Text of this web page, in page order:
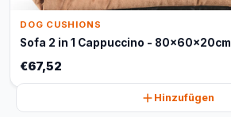
DOG CUSHIONS
Sofa 2 in 1 Cappuccino - 80x60x20cm
€67,52
Hinzufügen